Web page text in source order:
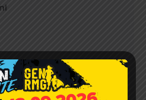
56911-GBSAJ-23